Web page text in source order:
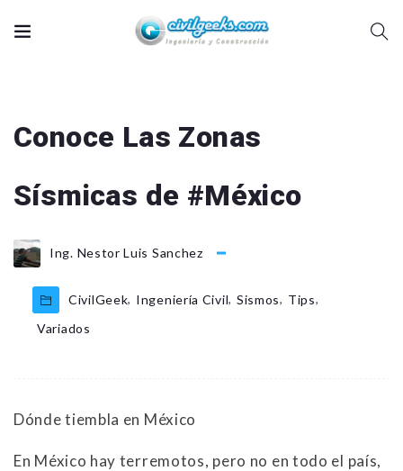
Conoce Las Zonas
Sísmicas de #México
Ing. Nestor Luis Sanchez
CivilGeek, Ingeniería Civil, Sismos, Tips,
Variados
Dónde tiembla en México
En México hay terremotos, pero no en todo el país,